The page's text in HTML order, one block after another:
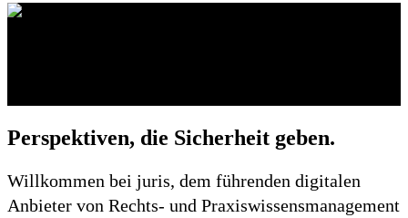
Perspektiven, die Sicherheit geben.
Willkommen bei juris, dem führenden digitalen
Anbieter von Rechts- und Praxiswissensmanagement